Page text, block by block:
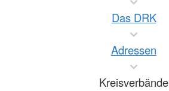
Das DRK
Adressen
Kreisverbände